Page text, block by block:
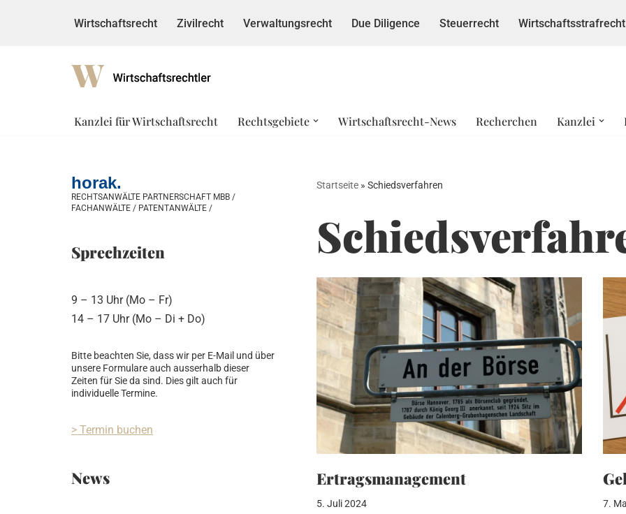
Wirtschaftsrecht Zivilrecht Verwaltungsrecht Due Diligence Steuerrecht Wirtschaftsstrafrecht
Kanzlei für Wirtschaftsrecht Rechtsgebiete Wirtschaftsrecht-News Recherchen Kanzlei
horak.
RECHTSANWÄLTE PARTNERSCHAFT MBB /
FACHANWÄLTE / PATENTANWÄLTE /
Sprechzeiten
9 – 13 Uhr (Mo – Fr)
14 – 17 Uhr (Mo – Di + Do)
Bitte beachten Sie, dass wir per E-Mail und über
unsere Formulare auch ausserhalb dieser
Zeiten für Sie da sind. Dies gilt auch für
individuelle Termine.
> Termin buchen
News
Startseite » Schiedsverfahren
Ertragsmanagement
5. Juli 2024 7.